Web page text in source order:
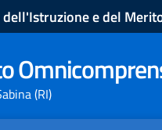
e del
(RI)